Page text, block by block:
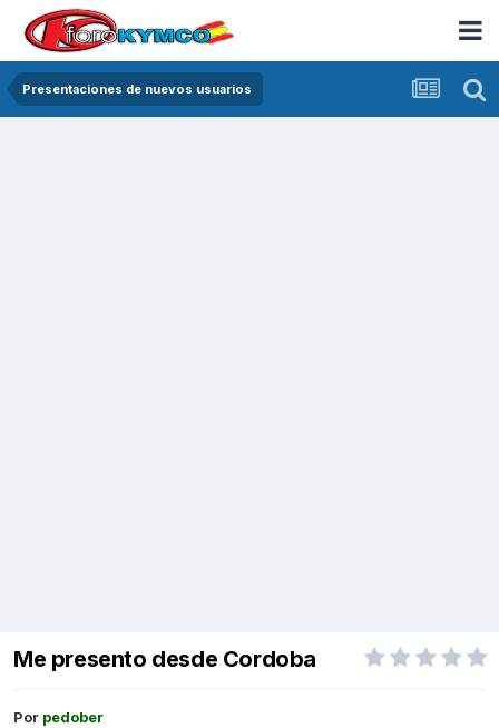
Presentaciones de nuevos usuarios
Me presento desde Cordoba
Por pedober